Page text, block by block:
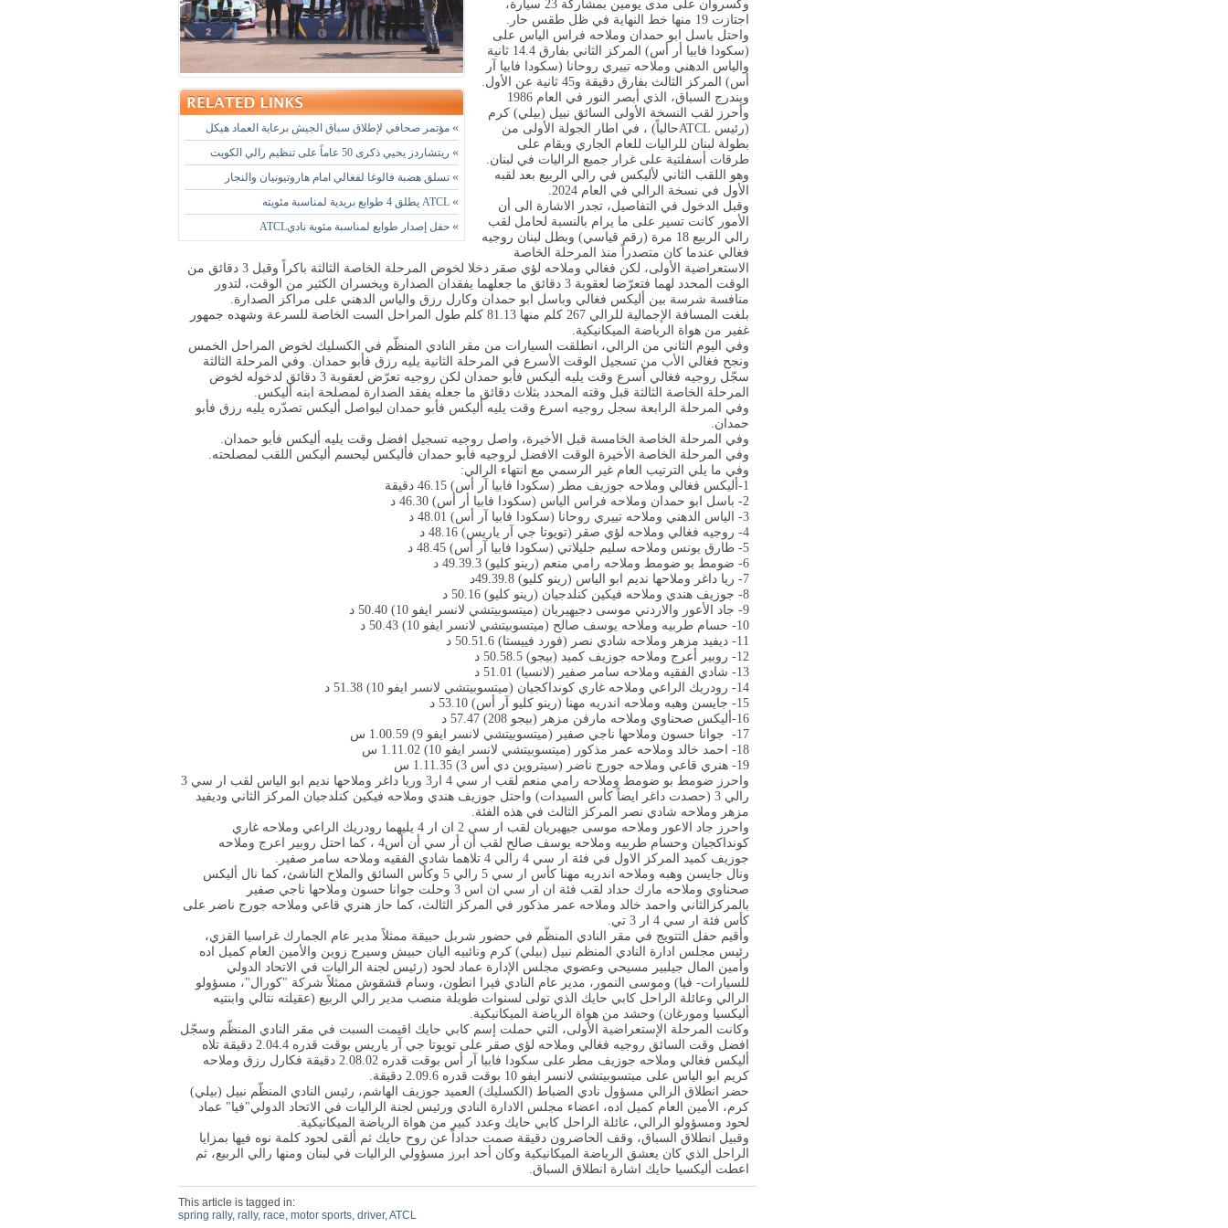
» مؤتمر صحافي لإطلاق سباق الجيش برعاية العماد هيكل
» ريتشاردز يحيي ذكرى 50 عاماً على تنظيم رالي الكويت
» تسلق هضبة فالوغا لفغالي امام هاروتيونيان والنجار
»
» حفل إصدار طوابع لمناسبة مئوية ناديATCL
وكسروان على مدى يومين بمشاركة 23 سيارة،
اجتازت 19 منها خط النهاية في ظل طقس حار.
واحتل باسل ابو حمدان وملاحه فراس الياس على
(سكودا فابيا أر أس) المركز الثاني بفارق 14.4 ثانية
والياس الدهني وملاحه تييري روحانا (سكودا فابيا آر
أس) المركز الثالث بفارق دقيقة و45 ثانية عن الأول
.
ويندرج السباق، الذي أبصر النور في العام 1986
وأحرز لقب النسخة الأولى السائق نبيل (بيلي) كرم
(رئيس ATCLحالياً) ، في اطار الجولة الأولى من
بطولة لبنان للراليات للعام الجاري ويقام على
طرقات أسفلتية على غرار جميع الراليات في لبنان.
وهو اللقب الثاني لأليكس في رالي الربيع بعد لقبه
الأول في نسخة الرالي في العام 2024
.
وقبل الدخول في التفاصيل، تجدر الاشارة الى أن
الأمور كانت تسير على ما يرام بالنسبة لحامل لقب
رالي الربيع 18 مرة (رقم قياسي) وبطل لبنان روجيه
فغالي عندما كان متصدراً منذ المرحلة الخاصة
الاستعراضية الأولى، لكن فغالي وملاحه لؤي صقر دخلا لخوض المرحلة الخاصة الثالثة باكراً وقبل 3 دقائق من
الوقت المحدد لهما فتعرّضا لعقوبة 3 دقائق ما جعلهما يفقدان الصدارة ويخسران الكثير من الوقت، لتدور
منافسة شرسة بين أليكس فغالي وباسل ابو حمدان وكارل رزق والياس الدهني على مراكز الصدارة.
بلغت المسافة الإجمالية للرالي 267 كلم منها 81.13 كلم طول المراحل الست الخاصة للسرعة وشهده جمهور
غفير من هواة الرياضة الميكانيكية.
وفي اليوم الثاني من الرالي، انطلقت السيارات من مقر النادي المنظّم في الكسليك لخوض المراحل الخمس
ونجح فغالي الأب من تسجيل الوقت الأسرع في المرحلة الثانية يليه رزق فأبو حمدان. وفي المرحلة الثالثة
سجّل روجيه فغالي أسرع وقت يليه أليكس فأبو حمدان لكن روجيه تعرّض لعقوبة 3 دقائق لدخوله لخوض
المرحلة الخاصة الثالثة قبل وقته المحدد بثلاث دقائق ما جعله يفقد الصدارة لمصلحة ابنه أليكس.
وفي المرحلة الرابعة سجل روجيه اسرع وقت يليه أليكس فأبو حمدان ليواصل أليكس تصدّره يليه رزق فأبو
حمدان.
وفي المرحلة الخاصة الخامسة قبل الأخيرة، واصل روجيه تسجيل افضل وقت يليه أليكس فأبو حمدان.
وفي المرحلة الخاصة الأخيرة الوقت الافضل لروجيه فأبو حمدان فأليكس ليحسم أليكس اللقب لمصلحته.
وفي ما يلي الترتيب العام غير الرسمي مع انتهاء الرالي:
1-أليكس فغالي وملاحه جوزيف مطر (سكودا فابيا آر أس) 46.15 دقيقة
2- باسل ابو حمدان وملاحه فراس الياس (سكودا فابيا أر أس) 46.30 د
3- الياس الدهني وملاحه تييري روحانا (سكودا فابيا آر أس) 48.01 د
4- روجيه فغالي وملاحه لؤي صقر (تويوتا جي آر ياريس) 48.16 د
5- طارق يونس وملاحه سليم جليلاتي (سكودا فابيا آر أس) 48.45 د
6- ضومط بو ضومط وملاحه رامي منعم (رينو كليو) 49.39.3 د
7- ريا داغر وملاحها نديم ابو الياس (رينو كليو) 49.39.8د
8- جوزيف هندي وملاحه فيكين كنلدجيان (رينو كليو) 50.16 د
9- جاد الأعور والاردني موسى دجيهيريان (ميتسوبيتشي لانسر ايفو 10) 50.40 د
10- حسام طربيه وملاحه يوسف صالح (ميتسوبيتشي لانسر ايفو 10) 50.43 د
11- ديفيد مزهر وملاحه شادي نصر (فورد فييستا) 50.51.6 د
12- روبير أعرج وملاحه جوزيف كميد (بيجو) 50.58.5 د
13- شادي الفقيه وملاحه سامر صفير (لانسيا) 51.01 د
14- رودريك الراعي وملاحه غاري كونداكجيان (ميتسوبيتشي لانسر ايفو 10) 51.38 د
15- جايسن وهبه وملاحه اندريه مهنا (رينو كليو آر أس) 53.10 د
16-أليكس صحناوي وملاحه مارفن مزهر (بيجو 208) 57.47 د
17- جوانا حسون وملاحها ناجي صفير (ميتسوبيتشي لانسر ايفو 9) 1.00.59 س
18- احمد خالد وملاحه عمر مذكور (ميتسوبيتشي لانسر ايفو 10) 1.11.02 س
19- هنري قاعي وملاحه جورج ناضر (سيتروين دي أس 3) 1.11.35 س
واحرز ضومط بو ضومط وملاحه رامي منعم لقب ار سي 4 ار3 وريا داغر وملاحها نديم ابو الياس لقب ار سي 3
رالي 3 (حصدت داغر ايضاً كأس السيدات) واحتل جوزيف هندي وملاحه فيكين كنلدجيان المركز الثاني وديفيد
مزهر وملاحه شادي نصر المركز الثالث في هذه الفئة.
واحرز جاد الاعور وملاحه موسى جيهيريان لقب ار سي 2 ان ار 4 يليهما رودريك الراعي وملاحه غاري
كونداكجيان وحسام طربيه وملاحه يوسف صالح لقب أن أر سي أن أس4 ، كما احتل روبير اعرج وملاحه
جوزيف كميد المركز الاول في فئة ار سي 4 رالي 4 تلاهما شادي الفقيه وملاحه سامر صفير.
ونال جايسن وهبه وملاحه اندريه مهنا كأس ار سي 5 رالي 5 وكأس السائق والملاح الناشئ، كما نال أليكس
صحناوي وملاحه مارك حداد لقب فئة ان ار سي ان اس 3 وحلت جوانا حسون وملاحها ناجي صفير
بالمركزالثاني واحمد خالد وملاحه عمر مذكور في المركز الثالث، كما حاز هنري قاعي وملاحه جورج ناضر على
كأس فئة ار سي 4 ار 3 تي
.
وأقيم حفل التتويج في مقر النادي المنظّم في حضور شربل حبيقة ممثلاً مدير عام الجمارك غراسيا القزي،
رئيس مجلس ادارة النادي المنظم نبيل (بيلي) كرم ونائبيه اليان حبيش وسيرج زوين والأمين العام كميل اده
وأمين المال جيلبير مسيحي وعضوي مجلس الإدارة عماد لحود (رئيس لجنة الراليات في الاتحاد الدولي
للسيارات- فيا) وموسى النمور، مدير عام النادي فيرا انطون، وسام قشقوش ممثلاً شركة "كورال"، مسؤولو
الرالي وعائلة الراحل كابي حايك الذي تولى لسنوات طويلة منصب مدير رالي الربيع (عقيلته نتالي وابنتيه
أليكسيا ومورغان) وحشد من هواة الرياضة الميكانيكية.
وكانت المرحلة الإستعراضية الأولى، التي حملت إسم كابي حايك اقيمت السبت في مقر النادي المنظّم وسجّل
افضل وقت السائق روجيه فغالي وملاحه لؤي صقر على تويوتا جي آر ياريس بوقت قدره 2.04.4 دقيقة تلاه
أليكس فغالي وملاحه جوزيف مطر على سكودا فابيا آر أس بوقت قدره 2.08.02 دقيقة فكارل رزق وملاحه
كريم ابو الياس على ميتسوبيتشي لانسر ايفو 10 بوقت قدره 2.09.6 دقيقة.
حضر انطلاق الرالي مسؤول نادي الضباط (الكسليك) العميد جوزيف الهاشم، رئيس النادي المنظّم نبيل (بيلي)
كرم، الأمين العام كميل اده، اعضاء مجلس الادارة النادي ورئيس لجنة الراليات في الاتحاد الدولي"فيا" عماد
لحود ومسؤولو الرالي، عائلة الراحل كابي حايك وعدد كبير من هواة الرياضة الميكانيكية.
وقبيل انطلاق السباق، وقف الحاضرون دقيقة صمت حداداً عن روح حايك ثم ألقى لحود كلمة نوه فيها بمزايا
الراحل الذي كان يعشق الرياضة الميكانيكية وكان أحد ابرز مسؤولي الراليات في لبنان ومنها رالي الربيع، ثم
اعطت أليكسيا حايك اشارة انطلاق السباق.
This article is tagged in:
spring rally, rally, race, motor sports, driver,ATCL